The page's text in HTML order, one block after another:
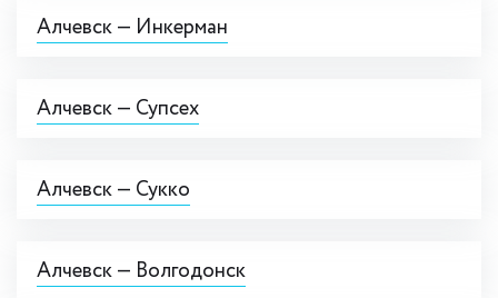
Алчевск — Инкерман
Алчевск — Супсех
Алчевск — Сукко
Алчевск — Волгодонск